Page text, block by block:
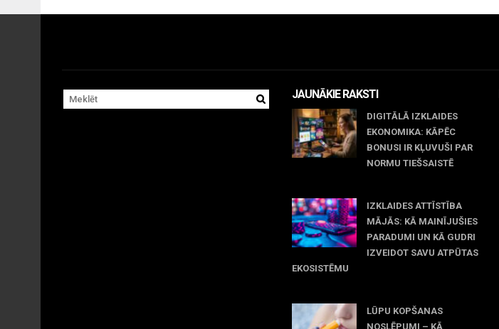
JAUNĀKIE RAKSTI
DIGITĀLĀ IZKLAIDES
EKONOMIKA: KĀPĒC
BONUSI IR KĻUVUŠI PAR
NORMU TIEŠSAISTĒ
IZKLAIDES ATTĪSTĪBA
MĀJĀS: KĀ MAINĪJUŠIES
PARADUMI UN KĀ GUDRI
IZVEIDOT SAVU ATPŪTAS
EKOSISTĒMU
LŪPU KOPŠANAS
NOSLĒPUMI – KĀ